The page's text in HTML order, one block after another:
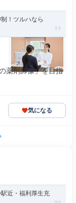
！ツルハなら
薬剤師像」を目指
気になる
近・福利厚生充